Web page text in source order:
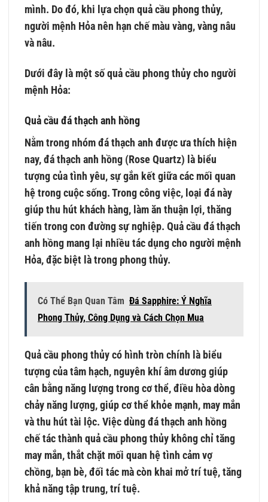
mình. Do đó, khi lựa chọn quả cầu phong thủy,
người mệnh Hỏa nên hạn chế màu vàng, vàng nâu
và nâu.
Dưới đây là một số quả cầu phong thủy cho người
mệnh Hỏa:
Quả cầu đá thạch anh hồng
Nằm trong nhóm đá thạch anh được ưa thích hiện
nay, đá thạch anh hồng (Rose Quartz) là biểu
tượng của tình yêu, sự gắn kết giữa các mối quan
hệ trong cuộc sống. Trong công việc, loại đá này
giúp thu hút khách hàng, làm ăn thuận lợi, thăng
tiến trong con đường sự nghiệp. Quả cầu đá thạch
anh hồng mang lại nhiều tác dụng cho người mệnh
Hỏa, đặc biệt là trong phong thủy.
Có Thể Bạn Quan Tâm Đá Sapphire: Ý Nghĩa
Phong Thủy, Công Dụng và Cách Chọn Mua
Quả cầu phong thủy có hình tròn chính là biểu
tượng của tâm hạch, nguyên khí âm dương giúp
cân bằng năng lượng trong cơ thể, điều hòa dòng
chảy năng lượng, giúp cơ thể khỏe mạnh, may mắn
và thu hút tài lộc. Việc dùng đá thạch anh hồng
chế tác thành quả cầu phong thủy không chỉ tăng
may mắn, thắt chặt mối quan hệ tình cảm vợ
chồng, bạn bè, đối tác mà còn khai mở trí tuệ, tăng
khả năng tập trung, trí tuệ.